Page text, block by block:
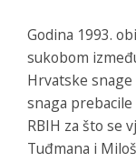
Godina 1993.
sukobom
Hrvatske
snaga
RBIH za što se
Tuđmana i